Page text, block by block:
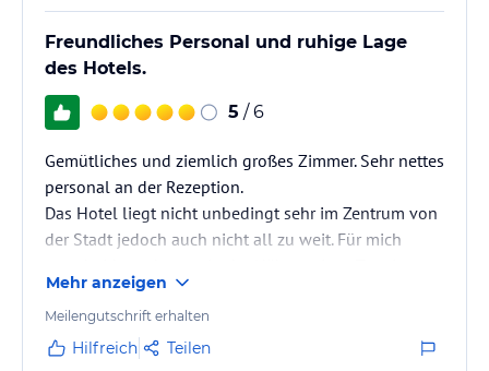
Freundliches Personal und ruhige Lage
des Hotels.
5 / 6
Gemütliches und ziemlich großes Zimmer. Sehr nettes
personal an der Rezeption.
Das Hotel liegt nicht unbedingt sehr im Zentrum von
der Stadt jedoch auch nicht all zu weit. Für mich
war. Sehr ruhige Lage.
Mehr anzeigen
Meilengutschrift erhalten
Hilfreich Teilen